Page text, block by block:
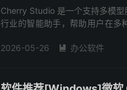
Cherry Studio 是一个支持多模
行业的智能助手，帮助用户在多
2026-05-26
 办公软件